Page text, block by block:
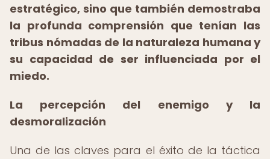
estratégico, sino que también demostraba
la profunda comprensión que tenían las
tribus nómadas de la naturaleza humana y
su capacidad de ser influenciada por el
miedo.
La percepción del enemigo y la
desmoralización
Una de las claves para el éxito de la táctica